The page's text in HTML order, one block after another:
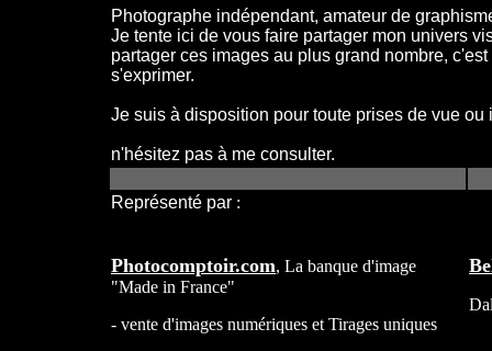
Photographe indépendant, amateur de
Je tente ici de vous faire partager mon univers
partager ces images au plus grand nombre,
s'exprimer.
Je suis à disposition pour toute prises de vue
Représenté par :
Photocomptoir.com, La banque d'image
"Made in France"
- vente d'images numériques et Tirages uniques